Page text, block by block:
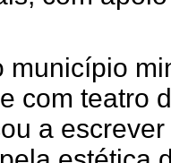
município
com teatro
a